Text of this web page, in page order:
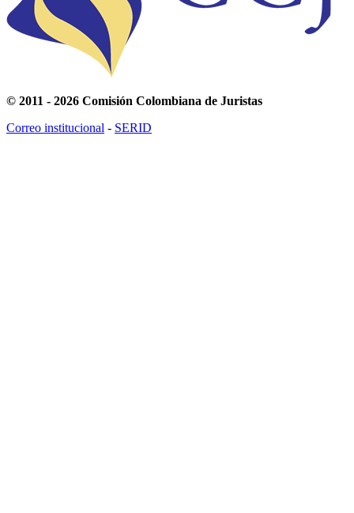
© 2011 - 2026 Comisión Colombiana de Juristas
Correo institucional - SERID